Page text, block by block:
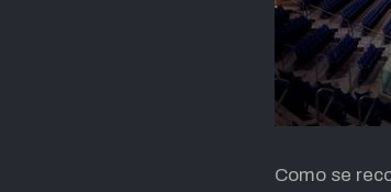
Como se